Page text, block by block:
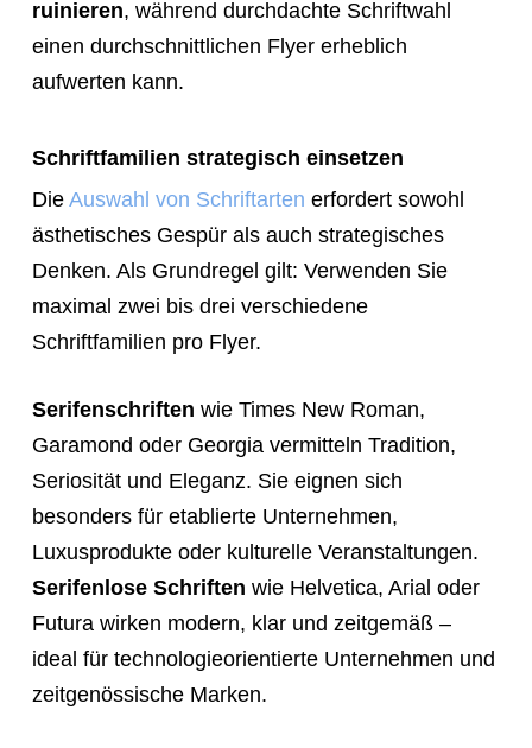
ruinieren, während durchdachte Schriftwahl
einen durchschnittlichen Flyer erheblich
aufwerten kann.
Schriftfamilien strategisch einsetzen
Die Auswahl von Schriftarten erfordert sowohl
ästhetisches Gespür als auch strategisches
Denken. Als Grundregel gilt: Verwenden Sie
maximal zwei bis drei verschiedene
Schriftfamilien pro Flyer.
Serifenschriften wie Times New Roman,
Garamond oder Georgia vermitteln Tradition,
Seriosität und Eleganz. Sie eignen sich
besonders für etablierte Unternehmen,
Luxusprodukte oder kulturelle Veranstaltungen.
Serifenlose Schriften wie Helvetica, Arial oder
Futura wirken modern, klar und zeitgemäß –
ideal für technologieorientierte Unternehmen und
zeitgenössische Marken.